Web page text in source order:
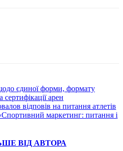
єдиної форми, формату
арен
відповів на питання атлетів
маркетинг: питання і
ВІД АВТОРА